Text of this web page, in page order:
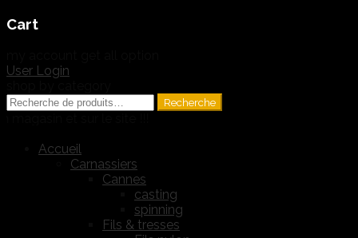
Cart
User Login
Recherche
pour :
Recherche
Accueil
Carnassiers
Cannes
casting
spinning
Fils & tresses